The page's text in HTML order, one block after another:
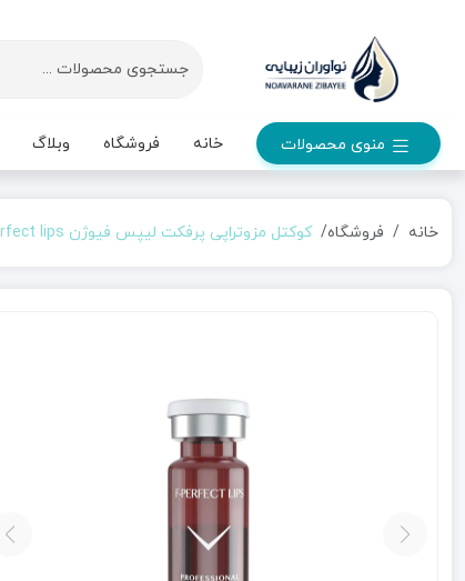
منوی محصولات خانه فروشگاه وبلاگ
خانه فروشگاه کوکتل مزوتراپی پرفکت لیپس فیوژن perfect lips